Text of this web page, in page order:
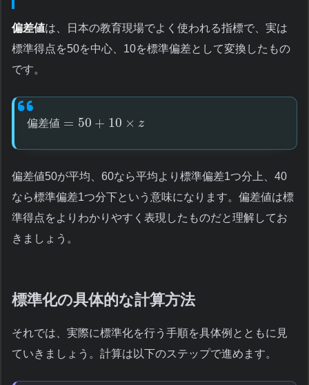
偏差値は、日本の教育現場でよく使われる指標で、実は
標準得点を50を中心、10を標準偏差として変換したもの
です。
偏差値 = 50 + 10 × z
偏差値50が平均、60なら平均より標準偏差1つ分上、40
なら標準偏差1つ分下という意味になります。偏差値は標
準得点をよりわかりやすく表現したものだと理解してお
きましょう。
標準化の具体的な計算方法
それでは、実際に標準化を行う手順を具体例とともに見
ていきましょう。計算は以下のステップで進めます。